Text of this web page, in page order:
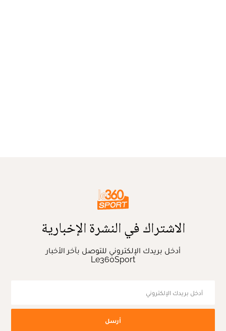
الاشتراك في النشرة الإخبارية
أدخل بريدك الإلكتروني للتوصل بآخر الأخبار
Le360Sport
أرسل